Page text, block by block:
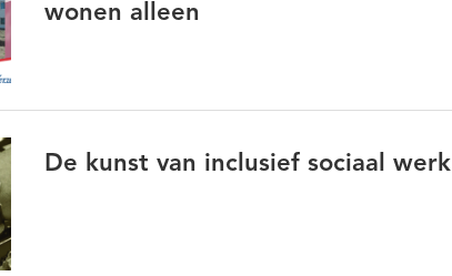
wonen alleen
De kunst van inclusief sociaal werk